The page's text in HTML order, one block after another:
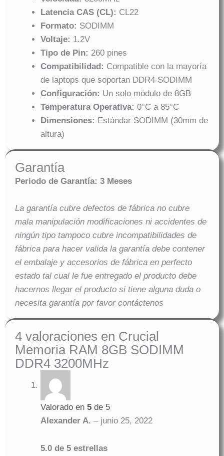
Latencia CAS (CL): CL22
Formato: SODIMM
Voltaje: 1.2V
Tipo de Pin: 260 pines
Compatibilidad: Compatible con la mayoría
de laptops que soportan DDR4 SODIMM
Configuración: Un solo módulo de 8GB
Temperatura Operativa: 0°C a 85°C
Dimensiones: Estándar SODIMM (30mm de
altura)
Garantía
Periodo de Garantía: 3 Meses
La garantía cubre defectos de fábrica no cubre
mala manipulación modificaciones ni accidentes de
ningún tipo tampoco cubre incompatibilidades de
fábrica para hacer valida la garantía debe contener
el embalaje y accesorios de fábrica en perfecto
estado tal cual le fue entregado el producto debe
hacernos llegar el producto si tiene alguna duda o
necesita garantía por favor contáctenos
4 valoraciones en Crucial
Memoria RAM 8GB SODIMM
DDR4 3200MHz
Valorado en 5 de 5
Alexander A. – junio 25, 2022
5.0 de 5 estrellas